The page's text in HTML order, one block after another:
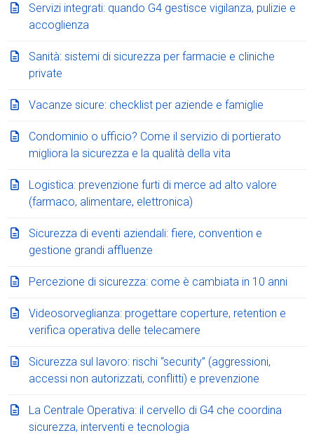
Servizi integrati: quando G4 gestisce vigilanza, pulizie e
accoglienza
Sanità: sistemi di sicurezza per farmacie e cliniche
private
Vacanze sicure: checklist per aziende e famiglie
Condominio o ufficio? Come il servizio di portierato
migliora la sicurezza e la qualità della vita
Logistica: prevenzione furti di merce ad alto valore
(farmaco, alimentare, elettronica)
Sicurezza di eventi aziendali: fiere, convention e
gestione grandi affluenze
Percezione di sicurezza: come è cambiata in 10 anni
Videosorveglianza: progettare coperture, retention e
verifica operativa delle telecamere
Sicurezza sul lavoro: rischi “security” (aggressioni,
accessi non autorizzati, conflitti) e prevenzione
La Centrale Operativa: il cervello di G4 che coordina
sicurezza, interventi e tecnologia